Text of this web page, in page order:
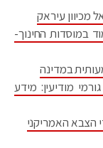
עיראק
במוסדות החינוך-
במדינה
מודיעין: מידע
הצבא האמריקני